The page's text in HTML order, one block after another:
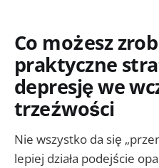
Co możesz
praktyczne
depresję we
trzeźwości
Nie wszystko da się
lepiej działa podejście